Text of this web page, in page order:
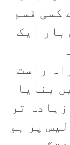
کسی قسم
ایک
راست
بنایا
تر
پر ہو